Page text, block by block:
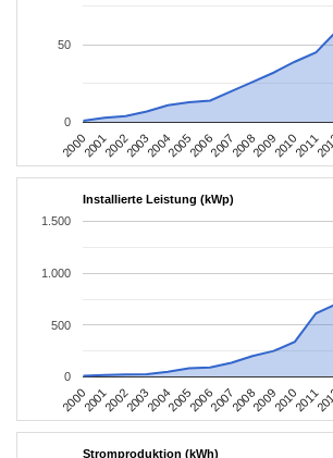
200020012002200320042005200620072008200920102011
0
50
Installierte Leistung (kWp)
200020012002200320042005200620072008200920102011
0
500
1.000
1.500
Stromproduktion (kWh)